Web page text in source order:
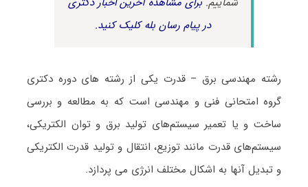
در پیام رسان بله کلیک کنید.
رشته ﻣﻬﻨﺪسی ﺑﺮق – ﻗﺪرت یکی از رشته های دوره دکتری
گروه امتحانی فنی و مهندسی است که به مطالعه و بررسی
ساخت و یا تعمیر سیستم‌های تولید برق و توان الکتریکی،
سیستم‌های قدرت مانند توزیع، انتقال و تولید قدرت الکتریکی
و تبدیل آنها به اشکال مختلف انرژی می پردازد.